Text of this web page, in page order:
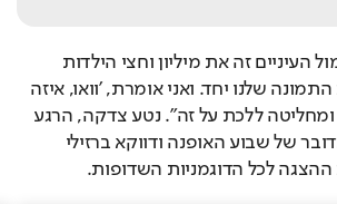
״כל מה שאני רואה מול העיניים זה את מיליון וחצי הילדות
העוקבות שלה, ואת התמונה שלנו יחד. ואני אומרת, 'וואו, איזה
אימפקט יהיה לזה'. ומחליטה ללכת על זה". נטע צדקה, הרגע
ההוא הפך לרגע המדובר של שבוע האופנה ודווקא ברזילי
לכל הדוגמניות השדופות.